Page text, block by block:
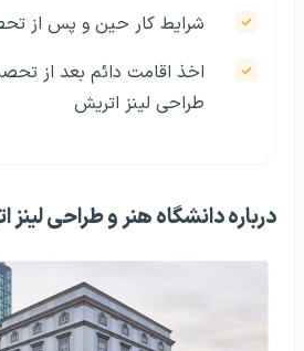
شرایط کار حین و پس از
اخذ اقامت دائم بعد از
طراحی لینز اتریش
درباره دانشگاه هنر و طراحی لینز